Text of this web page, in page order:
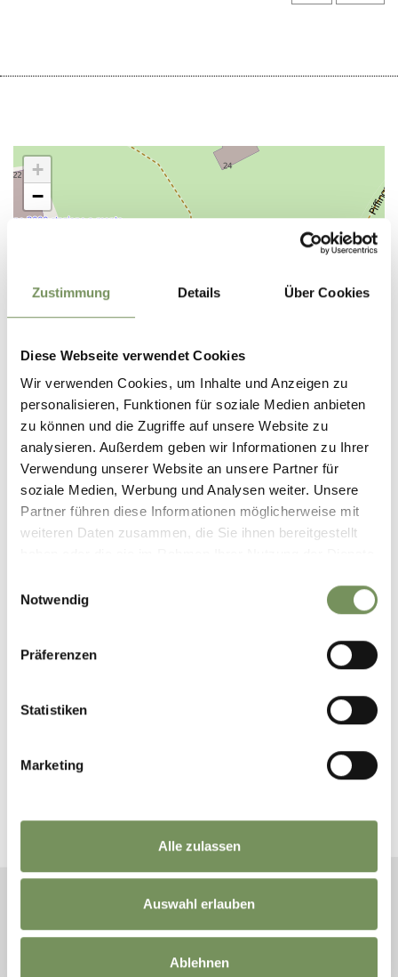
Zustimmung Details Über Cookies
Diese Webseite verwendet Cookies
Wir verwenden Cookies, um Inhalte und Anzeigen zu
personalisieren, Funktionen für soziale Medien anbieten
zu können und die Zugriffe auf unsere Website zu
analysieren. Außerdem geben wir Informationen zu Ihrer
Verwendung unserer Website an unsere Partner für
soziale Medien, Werbung und Analysen weiter. Unsere
Partner führen diese Informationen möglicherweise mit
weiteren Daten zusammen, die Sie ihnen bereitgestellt
Notwendig
Präferenzen
Statistiken
Marketing
Alle zulassen
Auswahl erlauben
Ablehnen
+
−
OpenStreetMap contributors
BLIJF OP DE HOOGTE MET ONS
Nieuws en informatie direct in uw mailbox
OPENINGSTIJDEN